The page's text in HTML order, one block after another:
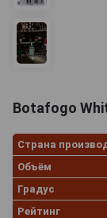
Botafogo
Страна
Объём
Градус
Рейтинг